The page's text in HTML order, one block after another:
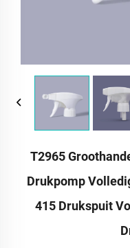
T2965
Drukpomp
415 Drukspuit